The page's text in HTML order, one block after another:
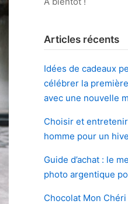
Articles récents
Idées de cadeaux
célébrer la
avec une nouvelle
Choisir et
homme pour un
Guide d’achat : le
photo argentique
Chocolat Mon